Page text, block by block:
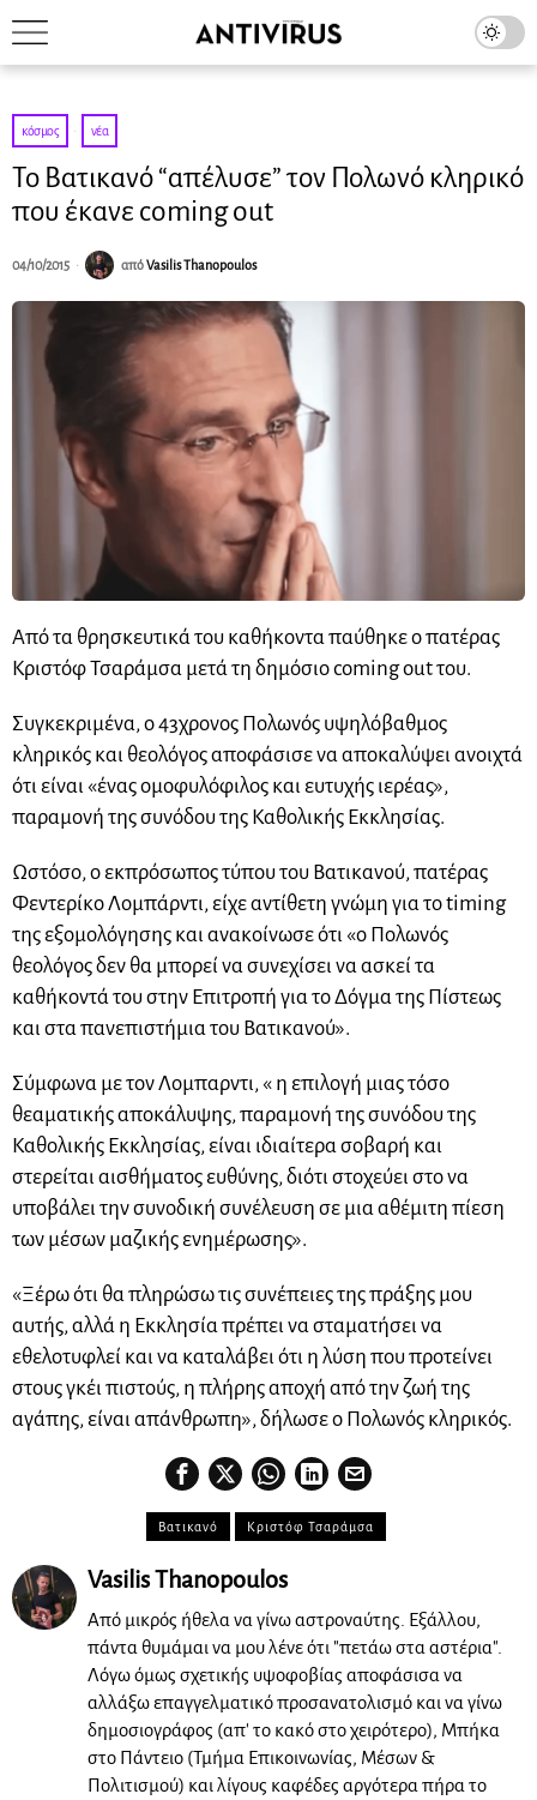
κόσμος · νέα
Το Βατικανό “απέλυσε” τον Πολωνό κληρικό
που έκανε coming out
04/10/2015 απόVasilis Thanopoulos
Aπό τα θρησκευτικά του καθήκοντα παύθηκε ο πατέρας
Κριστόφ Τσαράμσα μετά τη δημόσιο coming out του.
Συγκεκριμένα, ο 43χρονος Πολωνός υψηλόβαθμος
κληρικός και θεολόγος αποφάσισε να αποκαλύψει ανοιχτά
ότι είναι «ένας ομοφυλόφιλος και ευτυχής ιερέας»,
παραμονή της συνόδου της Καθολικής Εκκλησίας.
Ωστόσο, ο εκπρόσωπος τύπου του Βατικανού, πατέρας
Φεντερίκο Λομπάρντι, είχε αντίθετη γνώμη για το timing
της εξομολόγησης και ανακοίνωσε ότι «ο Πολωνός
θεολόγος δεν θα μπορεί να συνεχίσει να ασκεί τα
καθήκοντά του στην Επιτροπή για το Δόγμα της Πίστεως
και στα πανεπιστήμια του Βατικανού».
Σύμφωνα με τον Λομπαρντι, « η επιλογή μιας τόσο
θεαματικής αποκάλυψης, παραμονή της συνόδου της
Καθολικής Εκκλησίας, είναι ιδιαίτερα σοβαρή και
στερείται αισθήματος ευθύνης, διότι στοχεύει στο να
υποβάλει την συνοδική συνέλευση σε μια αθέμιτη πίεση
των μέσων μαζικής ενημέρωσης».
«Ξέρω ότι θα πληρώσω τις συνέπειες της πράξης μου
αυτής, αλλά η Εκκλησία πρέπει να σταματήσει να
εθελοτυφλεί και να καταλάβει ότι η λύση που προτείνει
στους γκέι πιστούς, η πλήρης αποχή από την ζωή της
αγάπης, είναι απάνθρωπη», δήλωσε ο Πολωνός κληρικός.
Βατικανό Κριστόφ Τσαράμσα
Vasilis Thanopoulos
Από μικρός ήθελα να γίνω αστροναύτης. Εξάλλου,
πάντα θυμάμαι να μου λένε ότι "πετάω στα αστέρια".
Λόγω όμως σχετικής υψοφοβίας αποφάσισα να
αλλάξω επαγγελματικό προσανατολισμό και να γίνω
δημοσιογράφος (απ' το κακό στο χειρότερο), Μπήκα
στο Πάντειο (Τμήμα Επικοινωνίας, Μέσων &
Πολιτισμού) και λίγους καφέδες αργότερα πήρα το